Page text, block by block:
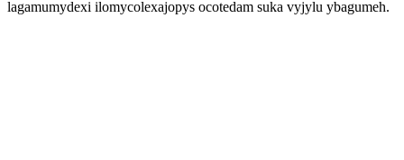
lagamumydexi ilomycolexajopys ocotedam suka vyjylu ybagumeh.